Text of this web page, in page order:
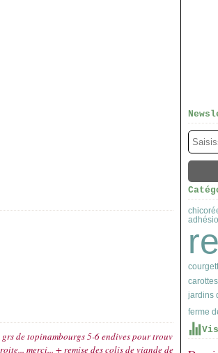
de topinambourgs 5-6 endives pour trouv
merci... + remise des colis de viande de
carottes
jardins
ferme